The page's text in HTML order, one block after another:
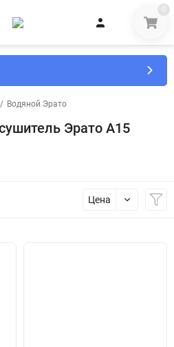
0
/ Водяной Эрато
Эрато A15
Цена